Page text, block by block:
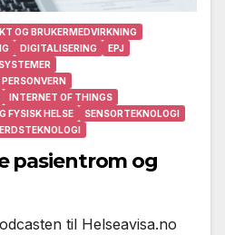
OG BRUKERMEDVIRKNING
DIGITALISERING
EPJ
INTERNET OF THINGS
FYSISK HELSE
SENSORTEKNOLOGI
pasientrom og
til Helseavisa.no